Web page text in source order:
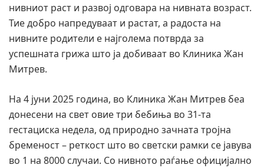
нивниот раст и развој одговара на нивната возраст.
Тие добро напредуваат и растат, а радоста на
нивните родители е најголема потврда за
успешната грижа што ја добиваат во Клиника Жан
Митрев.
На 4 јуни 2025 година, во Клиника Жан Митрев беа
донесени на свет овие три бебиња во 31-та
гестациска недела, од природно зачната тројна
бременост – реткост што во светски рамки се јавува
во 1 на 8000 случаи. Со нивното раѓање официјално